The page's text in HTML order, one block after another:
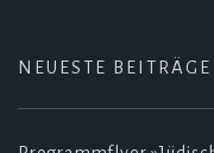
NEUESTE BEITRÄGE